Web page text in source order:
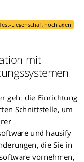
Liegenschaft hochladen
mit
geht die Einrichtung
Schnittstelle, um
und hausify
die Sie in
vornehmen,